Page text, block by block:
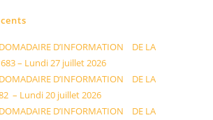
D’INFORMATION DE LA
– Lundi 27 juillet 2026
D’INFORMATION DE LA
– Lundi 20 juillet 2026
D’INFORMATION DE LA